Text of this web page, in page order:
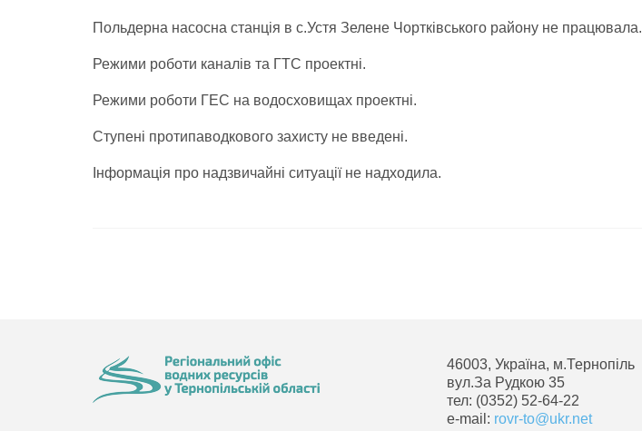
Польдерна насосна станція в с.Устя Зелене Чортківського району не працювала.
Режими роботи каналів та ГТС проектні.
Режими роботи ГЕС на водосховищах проектні.
Ступені протипаводкового захисту не введені.
Інформація про надзвичайні ситуації не надходила.
46003, Україна, м.Тернопіль
вул.За Рудкою 35
тел: (0352) 52-64-22
e-mail: rovr-to@ukr.net